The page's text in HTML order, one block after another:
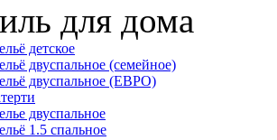
для дома
детское
двуспальное (семейное)
двуспальное (ЕВРО)
двуспальное
1.5 спальное